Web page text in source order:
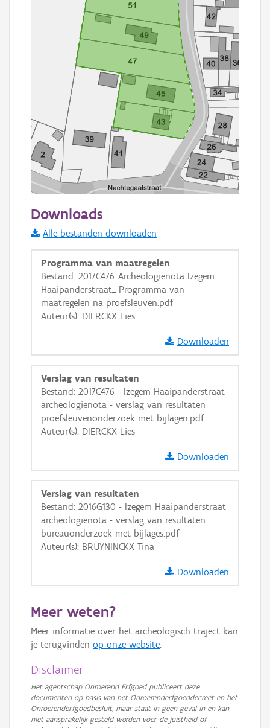
Informatie Vlaanderen
i
+ −
Basis Lagen
OSM-Basiskaart
Ortho
Downloads
Alle bestanden downloaden
Programma van maatregelen
Bestand: 2017C476_Archeologienota Izegem
Haaipanderstraat_ Programma van
maatregelen na proefsleuven.pdf
Auteur(s): DIERCKX Lies
Downloaden
Verslag van resultaten
Bestand: 2017C476 - Izegem Haaipanderstraat
archeologienota - verslag van resultaten
proefsleuvenonderzoek met bijlagen.pdf
Auteur(s): DIERCKX Lies
Downloaden
Verslag van resultaten
Bestand: 2016G130 - Izegem Haaipanderstraat
archeologienota - verslag van resultaten
bureauonderzoek met bijlages.pdf
Auteur(s): BRUYNINCKX Tina
Downloaden
Meer weten?
Meer informatie over het archeologisch traject kan
je terugvinden op onze website.
Disclaimer
Het agentschap Onroerend Erfgoed publiceert deze
documenten op basis van het Onroerenderfgoeddecreet en het
Onroerenderfgoedbesluit, maar staat in geen geval in en kan
niet aansprakelijk gesteld worden voor de juistheid of